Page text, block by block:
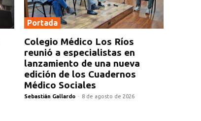
Portada
Colegio Médico Los Ríos
reunió a especialistas en
lanzamiento de una nueva
edición de los Cuadernos
Médico Sociales
Sebastián Gallardo - 8 de agosto de 2026